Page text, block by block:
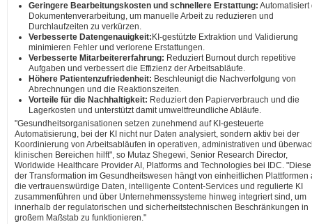
Geringere Bearbeitungskosten und schnellere Erstattung: Automatisiert
Dokumentenverarbeitung, um manuelle Arbeit zu reduzieren und
Durchlaufzeiten zu verkürzen.
Verbesserte Datengenauigkeit: KI-gestützte Extraktion und Validierung
minimieren Fehler und verlorene Erstattungen.
Verbesserte Mitarbeitererfahrung: Reduziert Burnout durch repetitive
Aufgaben und verbessert die Effizienz der Arbeitsabläufe.
Höhere Patientenzufriedenheit: Beschleunigt die Nachverfolgung von
Abrechnungen und die Reaktionszeiten.
Vorteile für die Nachhaltigkeit: Reduziert den Papierverbrauch und die
Lagerkosten und unterstützt damit umweltfreundliche Abläufe.
"Gesundheitsorganisationen setzen zunehmend auf KI-gesteuerte
Automatisierung, bei der KI nicht nur Daten analysiert, sondern aktiv bei der
Koordinierung von Arbeitsabläufen in operativen, administrativen und
klinischen Bereichen hilft", so Mutaz Shegewi, Senior Research Director,
Worldwide Healthcare Provider AI, Platforms and Technologies bei IDC. "Diese
der Transformation im Gesundheitswesen hängt von einheitlichen Plattformen
die vertrauenswürdige Daten, intelligente Content-Services und regulierte KI
zusammenführen und über Unternehmenssysteme hinweg integriert sind, um
innerhalb der regulatorischen und sicherheitstechnischen Beschränkungen in
großem Maßstab zu funktionieren."